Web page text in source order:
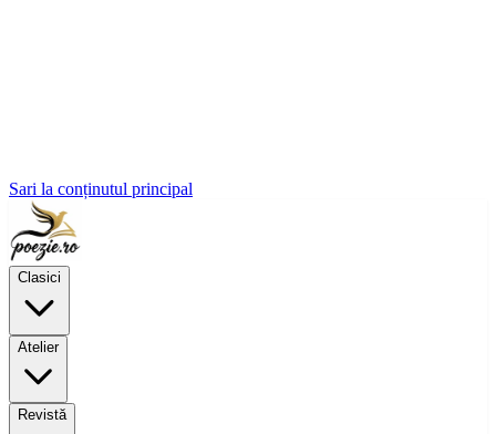
Sari la conținutul principal
Clasici
Atelier
Revistă